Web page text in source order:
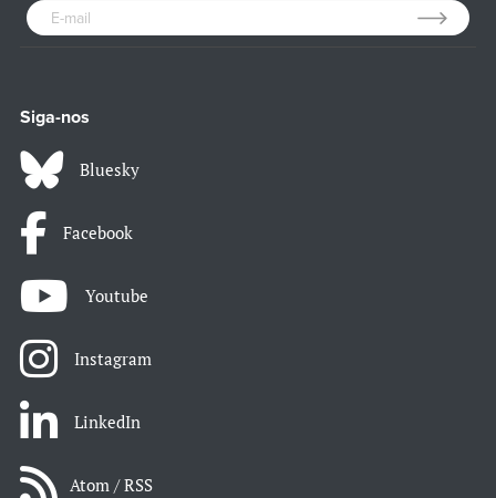
Siga-nos
Bluesky
Facebook
Youtube
Instagram
LinkedIn
Atom / RSS